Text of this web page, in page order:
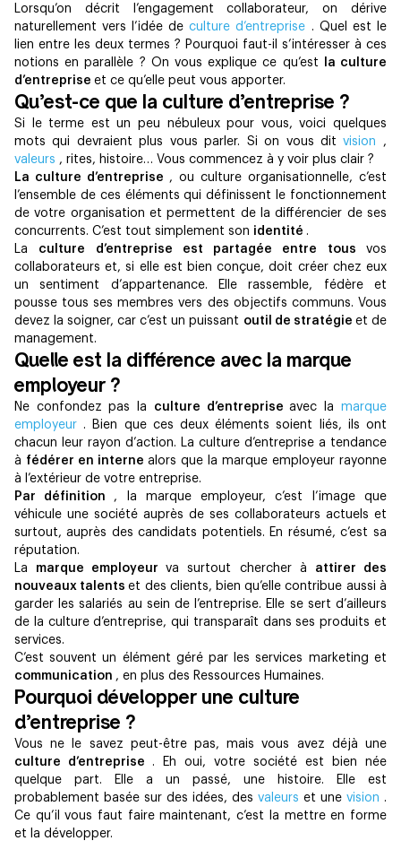
Lorsqu’on décrit l’engagement collaborateur, on dérive
naturellement vers l’idée deculture d’entreprise . Quel est le
lien entre les deux termes ? Pourquoi faut-il s’intéresser à ces
notions en parallèle ? On vous explique ce qu’est
la culture
d’entreprise et ce qu’elle peut vous apporter.
Qu’est-ce que la culture d’entreprise ?
Si le terme est un peu nébuleux pour vous, voici quelques
mots qui devraient plus vous parler. Si on vous ditvision ,
valeurs , rites, histoire… Vous commencez à y voir plus clair ?
La culture d’entreprise , ou culture organisationnelle, c’est
l’ensemble de ces éléments qui définissent le fonctionnement
de votre organisation et permettent de la différencier de ses
concurrents. C’est tout simplement son identité .
La culture d’entreprise est partagée entre tous vos
collaborateurs et, si elle est bien conçue, doit créer chez eux
un sentiment d’appartenance. Elle rassemble, fédère et
pousse tous ses membres vers des objectifs communs. Vous
devez la soigner, car c’est un puissant outil de stratégie et de
management.
Quelle est la différence avec la marque
employeur ?
Ne confondez pas la culture d’entrepriseavec la marque
employeur . Bien que ces deux éléments soient liés, ils ont
chacun leur rayon d’action. La culture d’entreprise a tendance
à fédérer en interne alors que la marque employeur rayonne
à l’extérieur de votre entreprise.
Par définition , la marque employeur, c’est l’image que
véhicule une société auprès de ses collaborateurs actuels et
surtout, auprès des candidats potentiels. En résumé, c’est sa
réputation.
La marque employeurva surtout chercher à attirer des
nouveaux talentset des clients, bien qu’elle contribue aussi à
garder les salariés au sein de l’entreprise. Elle se sert d’ailleurs
de la culture d’entreprise, qui transparaît dans ses produits et
services.
C’est souvent un élément géré par les services marketing et
communication , en plus des Ressources Humaines.
Pourquoi développer une culture
d’entreprise ?
Vous ne le savez peut-être pas, mais vous avez déjà une
culture d’entreprise . Eh oui, votre société est bien née
quelque part. Elle a un passé, une histoire. Elle est
probablement basée sur des idées, des valeurs et une vision .
Ce qu’il vous faut faire maintenant, c’est la mettre en forme
et la développer.